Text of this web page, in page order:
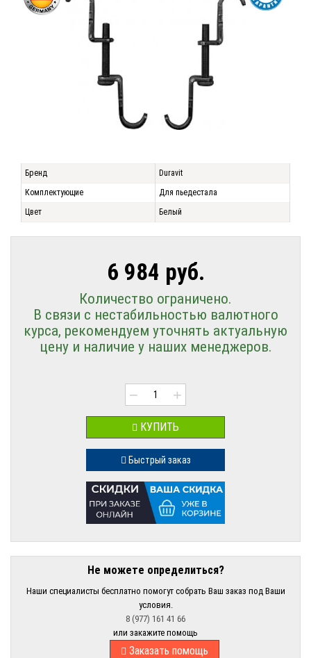
Бренд
Duravit
Комплектующие
Для пьедестала
Цвет
Белый
6 984 руб.
Количество ограничено.
В связи с нестабильностью валютного
курса, рекомендуем уточнять актуальную
цену и наличие у наших менеджеров.
− +
КУПИТЬ
Быстрый заказ
Не можете определиться?
Наши специалисты бесплатно помогут собрать Ваш заказ под Ваши
условия.
8 (977) 161 41 66
или закажите помощь
Заказать помощь